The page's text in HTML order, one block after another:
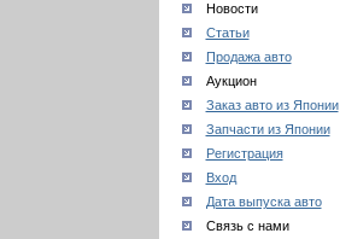
Новости
Статьи
Продажа авто
Аукцион
Заказ авто из Японии
Запчасти из Японии
Регистрация
Вход
Дата выпуска авто
Связь с нами